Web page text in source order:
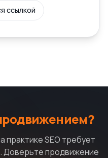
ссылкой
практике SEO требует
Доверьте продвижение